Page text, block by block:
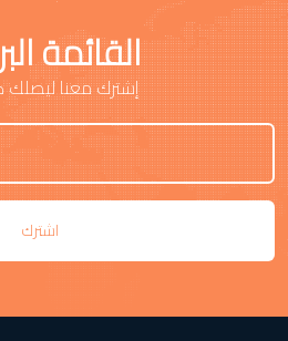
القائمة
إشترك معنا
اشترك